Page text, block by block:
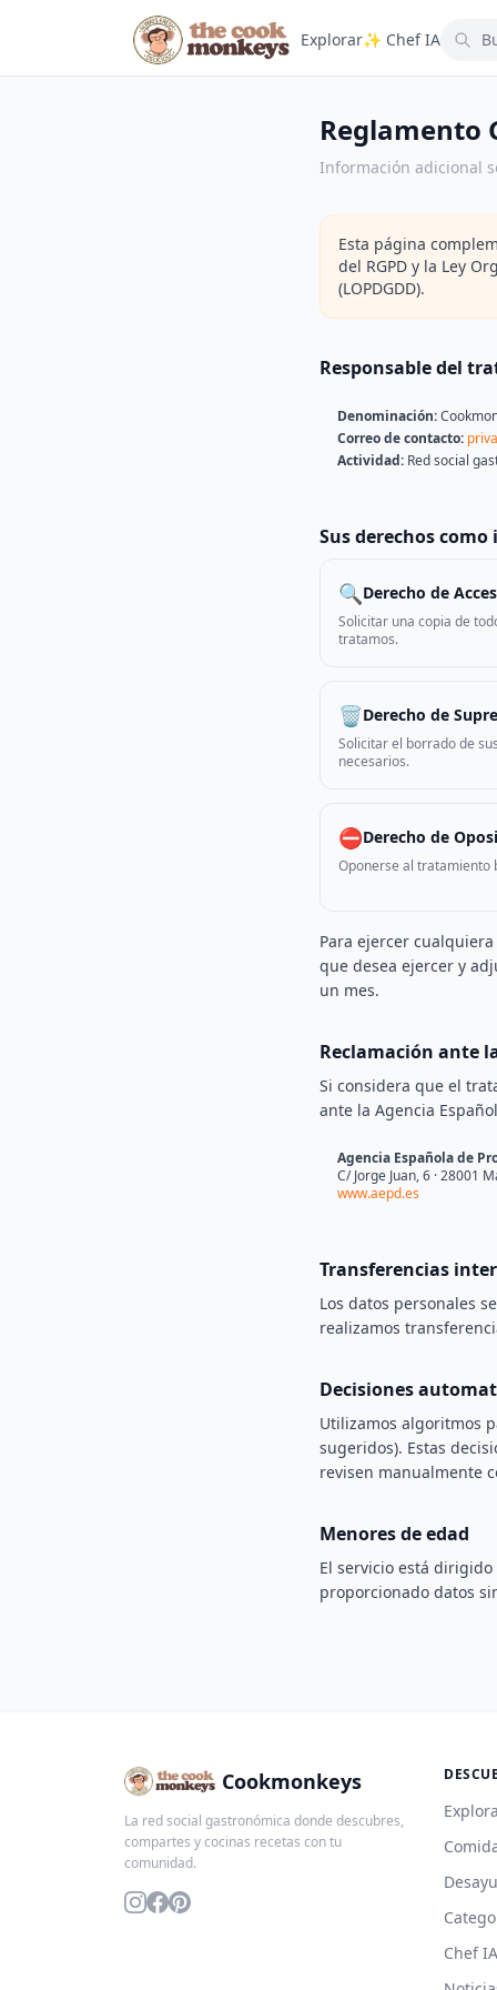
Explorar✨ Chef IA
Reglamento
Información adicional
Esta página
del RGPD y la Ley
(LOPDGDD).
Responsable del
Denominación:
Correo de contacto:
Actividad: Red social
Sus derechos
🔍 Derecho de
Solicitar una copia de
tratamos.
🗑️Derecho de
Solicitar el borrado de
necesarios.
⛔Derecho de
Oponerse al tratamiento
Para ejercer
que desea ejercer y
un mes.
Reclamación ante
Si considera que el
ante la Agencia
Agencia Española de
C/ Jorge Juan, 6 · 28001
www.aepd.es
Transferencias
Los datos personales
realizamos
Decisiones
Utilizamos algoritmos
sugeridos). Estas
revisen manualmente
Menores de edad
El servicio está
proporcionado datos
Cookmonkeys
La red social gastronómica donde descubres,
compartes y cocinas recetas con tu
comunidad.
Chef